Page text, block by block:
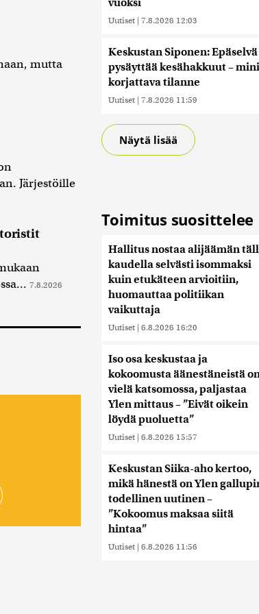
mutta
Järjestöille
7.8.2026
vuoksi
Uutiset | 7.8.2026 12:03
Keskustan Siponen:
pysäyttää kesähakkuut –
korjattava tilanne
Uutiset | 7.8.2026 11:59
Näytä lisää
Toimitus suosittelee
Hallitus nostaa alijäämän
kaudella selvästi isommaksi
kuin etukäteen arvioitiin,
huomauttaa politiikan
vaikuttaja
Uutiset | 6.8.2026 16:20
Iso osa keskustaa ja
kokoomusta äänestäneistä
vielä katsomossa, paljastaa
Ylen mittaus – ”Eivät oikein
löydä puoluetta”
Uutiset | 6.8.2026 15:57
Keskustan Siika-aho kertoo,
mikä hänestä on Ylen
todellinen uutinen –
”Kokoomus maksaa siitä
hintaa”
Uutiset | 6.8.2026 11:56